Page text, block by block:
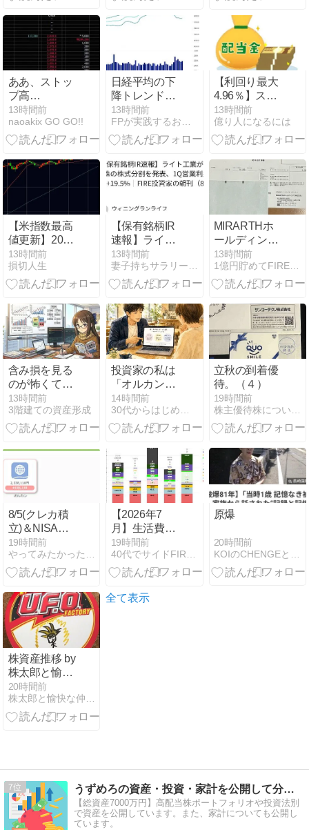
ああ、ストッ
プ高…
13時間前
naoakix GO GO!!
日経平均の下
降トレンドは
止まったの
か？
13時間前
FPが実践するお金の知恵を磨く勉強会
【利回り最大
4.96％】ステ
ップ（9795）
から配当金！
13時間前
億り人になるには
【米指数最高
値更新】2026
年8月5日(水)
の株価推移(5
分足チャート)
13時間前
損切人生
【保有銘柄IR
速報】ライト
工業が1株→4
株の株式分割
を発表、1Q営
+19.5%｜
FIRE投資家の
朝刊（8/6）
13時間前
妻子持ちサラリーマンが40代でリタイアし投資生活
MIRARTHホ
ールディング
スから配当金
の入金があり
ました
13時間前
1億円貯めてFIREを目指すブログ
含み損を見る
のが怖くて口
座を開けない
｜「見ない」
と「待つ」を
13時間前
3階建ての資産形成
投資家の私は
「オルカン」
妻は「外貨保
険」を選んけ
ど、それでい
14時間前
30代からはじめるグッジョ部
立秋の到着優
待。（４）
19時間前
株主優待株についてコツコツ書きためるブログ
8/5(クレカ積
立)＆NISA満
額
19時間前
やってみたかったので（株）
【2026年7
月】生活費ま
とめ｜旅行・
日用品で支出
増加。それで
ない理由
19時間前
40代でサイドFIREを目指すコスパ重視男のブログ
原爆
20時間前
株資産推移 by
株太郎と愉快
な仲間たち ｜
2007年から投
資開始した株
20時間前
株太郎と愉快な仲間たち
全て表示
7 うずめろの資産・投資・家計を公開して分析するブログ
【総資産7000万円】高配当株ポートフォリオや投資法別
で資産を公開しています。また、家計についても公開し
ています。